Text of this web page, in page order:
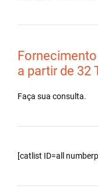
Fornecimento
a partir de 32
Faça sua consulta.
[catlist ID=all